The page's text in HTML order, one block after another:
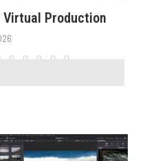
Virtual Production